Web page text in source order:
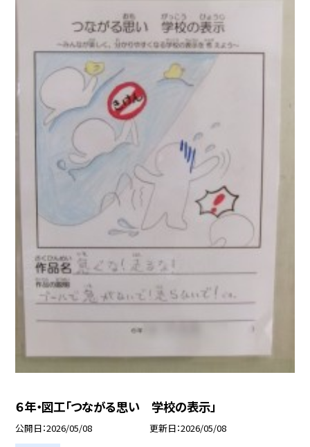
６年・図工「つながる思い 学校の表示」
公開日 2026/05/08 更新日 2026/05/08